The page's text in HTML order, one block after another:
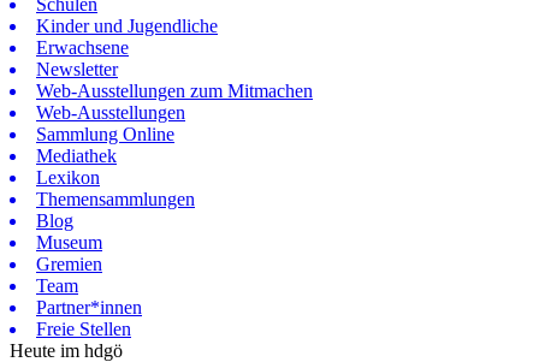
Schulen
Kinder und Jugendliche
Erwachsene
Newsletter
Web-Ausstellungen zum Mitmachen
Web-Ausstellungen
Sammlung Online
Mediathek
Lexikon
Themensammlungen
Blog
Museum
Gremien
Team
Partner*innen
Freie Stellen
Heute im hdgö